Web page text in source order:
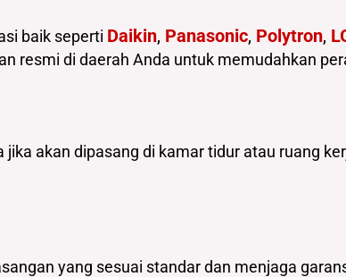
baik seperti Daikin, Panasonic, Polytron,
resmi di daerah Anda untuk memudahkan
akan dipasang di kamar tidur atau ruang
yang sesuai standar dan menjaga